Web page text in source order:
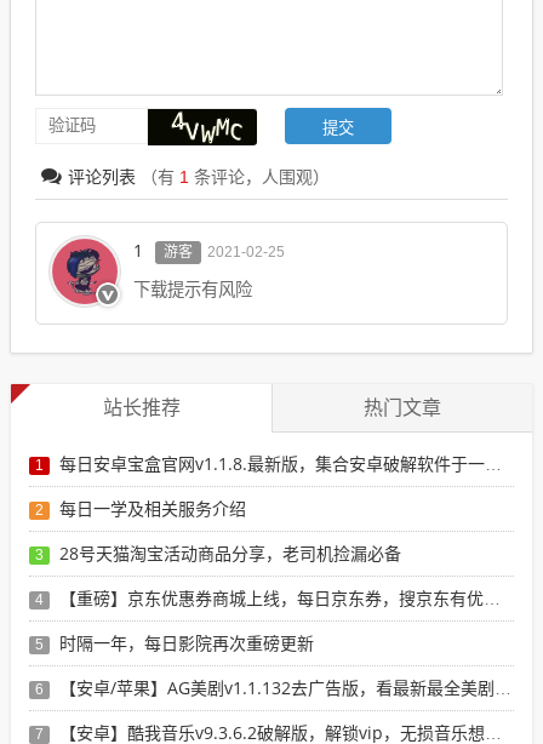
评论列表 （有 1 条评论， 人围观）
1 游客 2021-02-25
下载提示有风险
站长推荐 热门文章
1 每日安卓宝盒官网v1.1.8.最新版，集合安卓破解软件于一体，新增全网搜索引擎
2 每日一学及相关服务介绍
3 28号天猫淘宝活动商品分享，老司机捡漏必备
4 【重磅】京东优惠券商城上线，每日京东券，搜京东有优惠的商品
5 时隔一年，每日影院再次重磅更新
6 【安卓/苹果】AG美剧v1.1.132去广告版，看最新最全美剧选这个就行了！
7 【安卓】酷我音乐v9.3.6.2破解版，解锁vip，无损音乐想下就下！